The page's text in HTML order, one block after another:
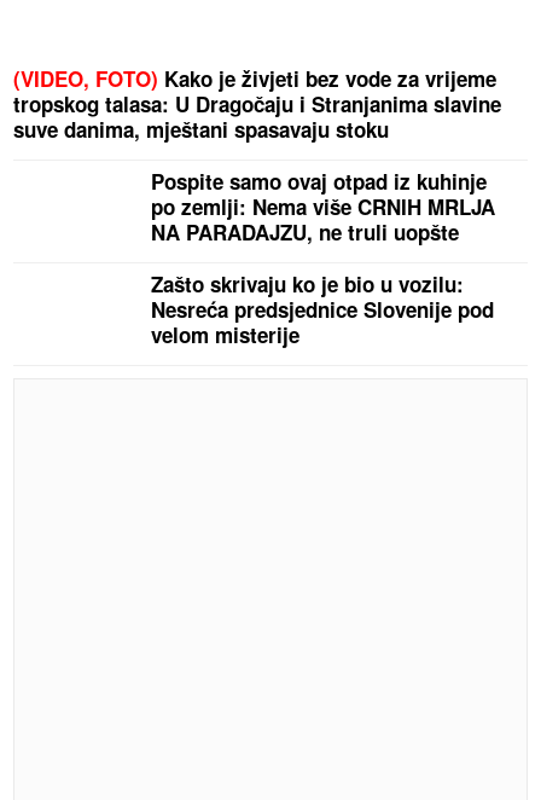
(VIDEO, FOTO) Kako je živjeti bez vode za vrijeme
tropskog talasa: U Dragočaju i Stranjanima slavine
suve danima, mještani spasavaju stoku
Pospite samo ovaj otpad iz kuhinje
po zemlji: Nema više CRNIH MRLJA
NA PARADAJZU, ne truli uopšte
Zašto skrivaju ko je bio u vozilu:
Nesreća predsjednice Slovenije pod
velom misterije